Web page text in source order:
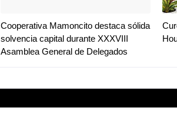
Cooperativa Mamoncito destaca sólida
solvencia capital durante XXXVIII
Asamblea General de Delegados